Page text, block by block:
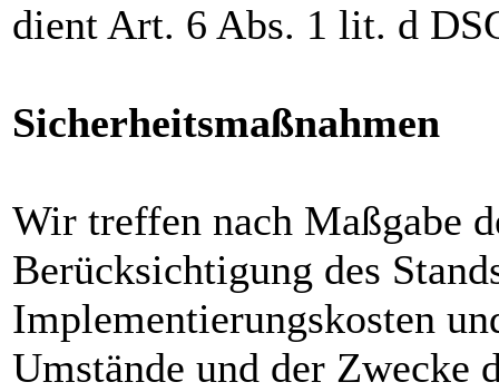
dient Art. 6 Abs. 1 lit. d
Sicherheitsmaßnahmen
Wir treffen nach Maßgabe
Berücksichtigung des
Implementierungskosten
Umstände und der Zwecke